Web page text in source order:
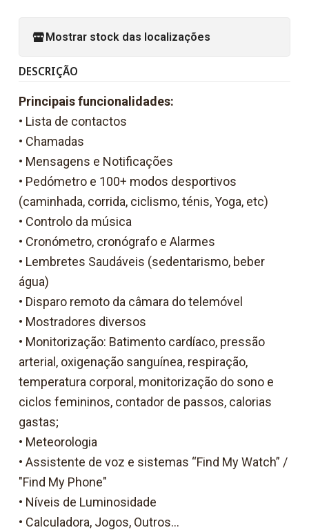
Mostrar stock das localizações
DESCRIÇÃO
Principais funcionalidades:
• Lista de contactos
• Chamadas
• Mensagens e Notificações
• Pedómetro e 100+ modos desportivos
(caminhada, corrida, ciclismo, ténis, Yoga, etc)
• Controlo da música
• Cronómetro, cronógrafo e Alarmes
• Lembretes Saudáveis (sedentarismo, beber
água)
• Disparo remoto da câmara do telemóvel
• Mostradores diversos
• Monitorização: Batimento cardíaco, pressão
arterial, oxigenação sanguínea, respiração,
temperatura corporal, monitorização do sono e
ciclos femininos, contador de passos, calorias
gastas;
• Meteorologia
• Assistente de voz e sistemas “Find My Watch” /
"Find My Phone"
• Níveis de Luminosidade
• Calculadora, Jogos, Outros...